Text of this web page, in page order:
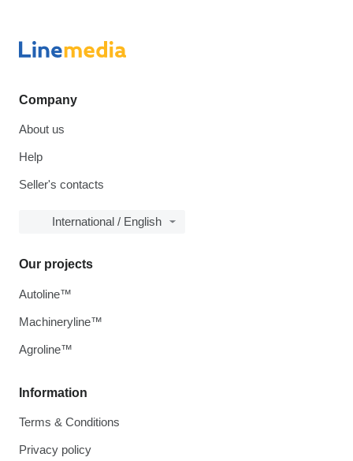
Company
About us
Help
Seller's contacts
International / English
Information
Terms & Conditions
Privacy policy
Our projects
Autoline™
Machineryline™
Agroline™